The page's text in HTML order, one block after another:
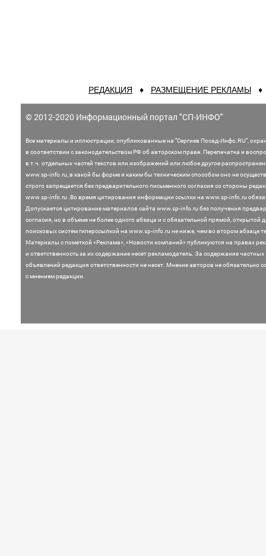
РЕДАКЦИЯ ♦ РАЗМЕЩЕНИЕ РЕКЛАМЫ
© 2012-2020 Информационный портал "СП-ИНФО"
Все материалы и иллюстрации,опубликованные на "Сергиев Посад-Инфо.RU",
в соответствии с законодательством РФ об авторском праве. Перепечатка и
в т.ч. отдельных частей текстов или изображений или любое другое
www.sp-info.ru, в какой бы форме и каким бы техническим способом оно не
строго запрещается без предварительного письменного согласия со стороны
www.sp-info.ru .Во время цитирования информации ссылки на www.sp-info.ru
Допускается цитирование материалов сайта www.sp-info.ru без получения
согласия, но в объеме не более одного абзаца и с обязательной прямой, открытой
поисковых систем гиперссылкой на www.sp-info.ru не ниже, чем во втором абзаце
Материалы с пометкой «Реклама», «Новости компаний» публикуются на правах
и ответственность за их содержание несет рекламодатель. За содержание частных
объявлений редакция ответственности не несет. Мнениеавторов не обязательно
с мнением редакции.